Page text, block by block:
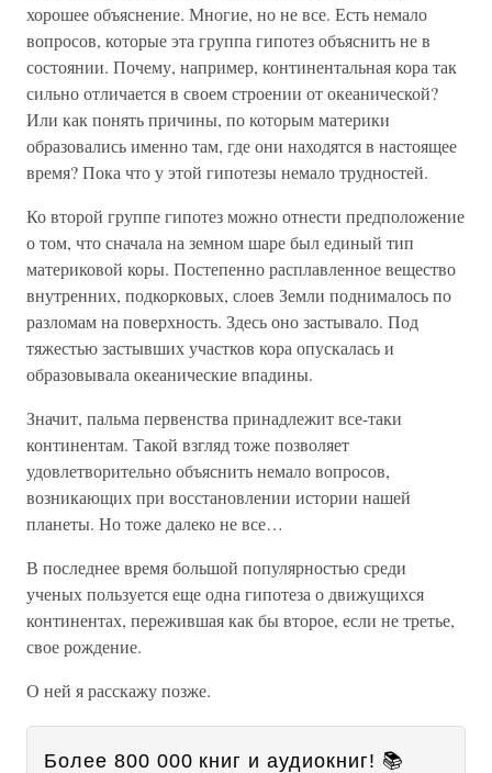
хорошее объяснение. Многие, но не все. Есть немало
вопросов, которые эта группа гипотез объяснить не в
состоянии. Почему, например, континентальная кора так
сильно отличается в своем строении от океанической?
Или как понять причины, по которым материки
образовались именно там, где они находятся в настоящее
время? Пока что у этой гипотезы немало трудностей.
Ко второй группе гипотез можно отнести предположение
о том, что сначала на земном шаре был единый тип
материковой коры. Постепенно расплавленное вещество
внутренних, подкорковых, слоев Земли поднималось по
разломам на поверхность. Здесь оно застывало. Под
тяжестью застывших участков кора опускалась и
образовывала океанические впадины.
Значит, пальма первенства принадлежит все-таки
континентам. Такой взгляд тоже позволяет
удовлетворительно объяснить немало вопросов,
возникающих при восстановлении истории нашей
планеты. Но тоже далеко не все…
В последнее время большой популярностью среди
ученых пользуется еще одна гипотеза о движущихся
континентах, пережившая как бы второе, если не третье,
свое рождение.
О ней я расскажу позже.
Более 800 000 книг и аудиокниг! 📚